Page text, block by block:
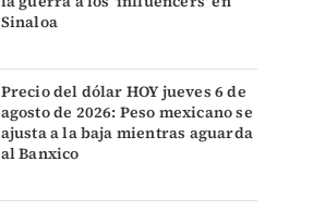
Sinaloa
Precio del dólar HOY jueves 6 de
agosto de 2026: Peso mexicano se
ajusta a la baja mientras aguarda
al Banxico